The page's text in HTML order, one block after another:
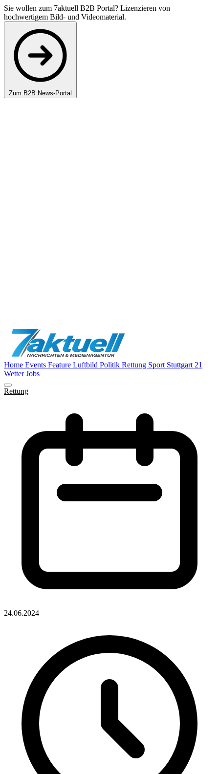
Sie wollen zum 7aktuell B2B Portal? Lizenzieren von
hochwertigem Bild- und Videomaterial.
Zum B2B News-Portal
Home Events Feature Luftbild Politik Rettung Sport Stuttgart 21
WetterJobs
Rettung
24.06.2024